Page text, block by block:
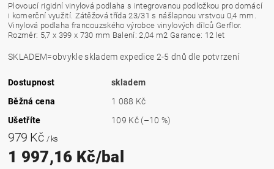
Plovoucí rigidní vinylová podlaha s integrovanou podložkou pro domácí
i komerční využití. Zátěžová třída 23/31 s nášlapnou vrstvou 0,4 mm.
Vinylová podlaha francouzského výrobce vinylových dílců Gerflor.
Rozměr: 5,7 x 399 x 730 mm Balení: 2,04 m2 Garance: 12 let
SKLADEM=obvykle skladem expedice 2-5 dnů dle potvrzení
Dostupnost
skladem
Běžná cena
1 088 Kč
Ušetříte
109 Kč (–10 %)
979 Kč / ks
1 997,16 Kč/bal